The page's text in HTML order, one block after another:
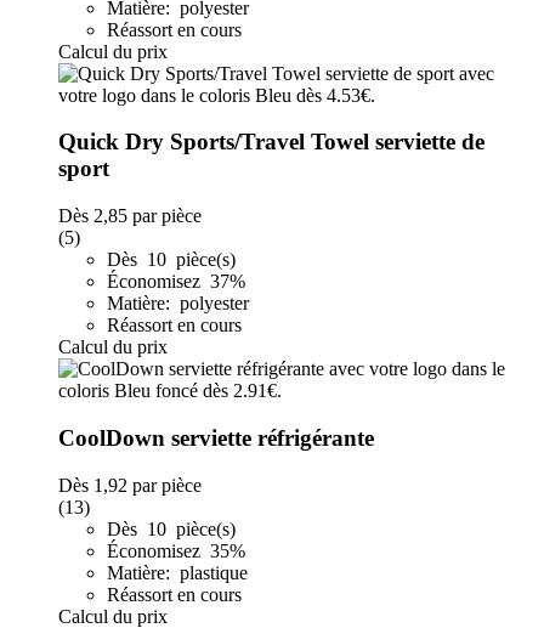
Matière: polyester
Réassort en cours
Calcul du prix
Quick Dry Sports/Travel Towel serviette de
sport
Dès 2,85 par pièce
(5)
Dès 10 pièce(s)
Économisez 37%
Matière: polyester
Réassort en cours
Calcul du prix
CoolDown serviette réfrigérante
Dès 1,92 par pièce
(13)
Dès 10 pièce(s)
Économisez 35%
Matière: plastique
Réassort en cours
Calcul du prix